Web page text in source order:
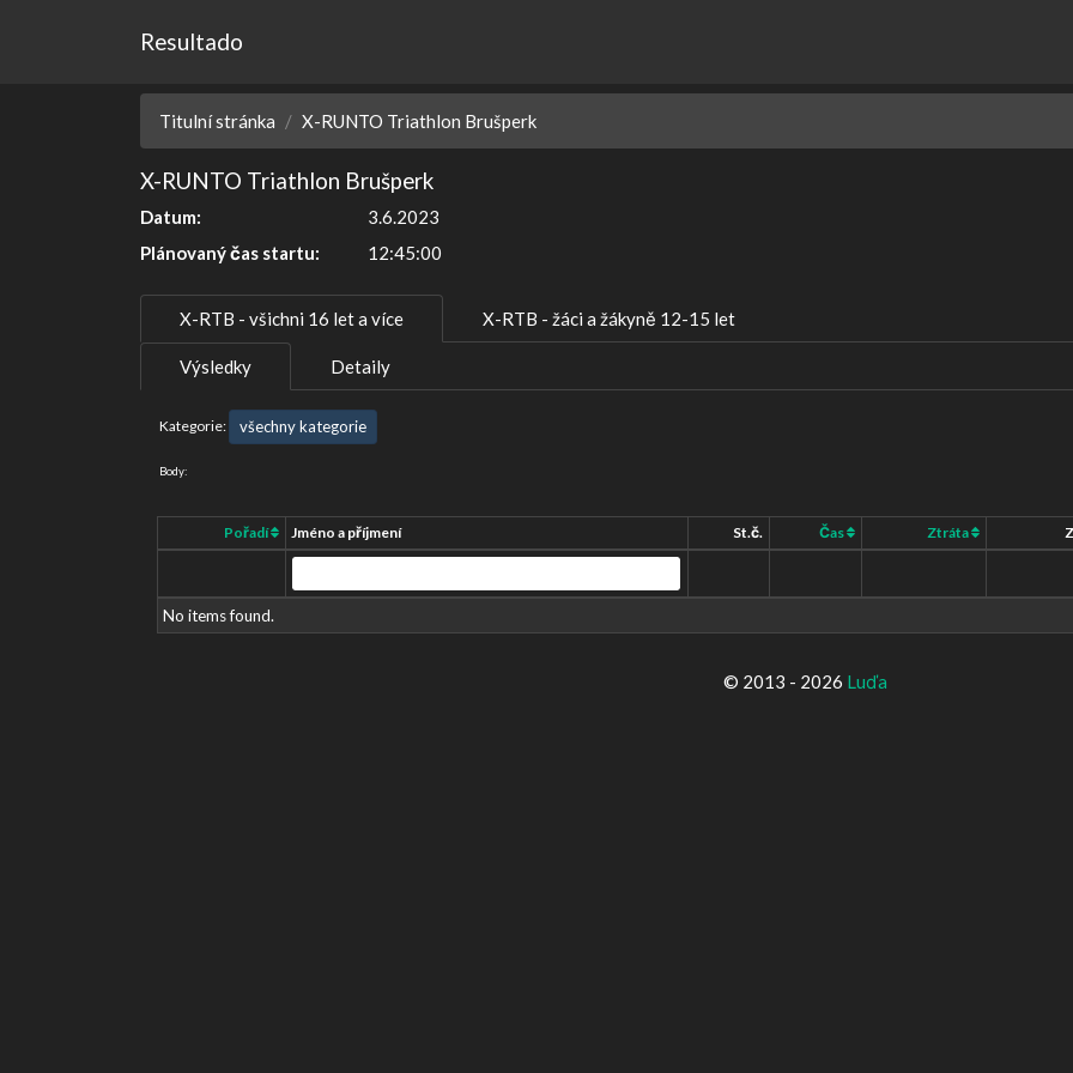
Resultado
Titulní stránka X-RUNTO Triathlon Brušperk
X-RUNTO Triathlon Brušperk
Datum:
3.6.2023
Plánovaný čas startu:
12:45:00
X-RTB - všichni 16 let a více X-RTB - žáci a žákyně 12-15 let
Výsledky Detaily
Kategorie: všechny kategorie
Body:
Pořadí Jméno a příjmení St.č. Čas Ztráta
No items found.
© 2013 - 2026 Luďa